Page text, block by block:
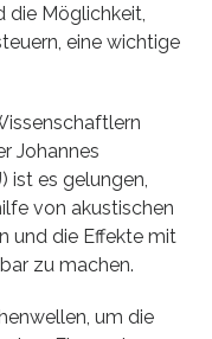
die Möglichkeit,
eine wichtige
Johannes
ist es gelungen,
von akustischen
und die Effekte mit
zu machen.
um die